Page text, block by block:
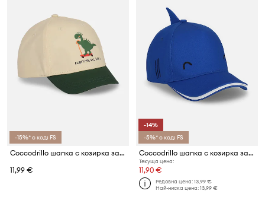
-15%* с код: FS
Coccodrillo шапка с козирка за деца от памук
11,99 €
-14%
-5%* с код: FS
Coccodrillo шапка с козирка за деца от памук
Текуща цена:
11,90 €
Редовна цена:13,99 €
Най-ниска цена:13,99 €